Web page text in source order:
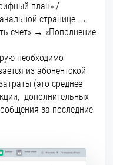
план» /
странице →
счет» → «Пополнение
необходимо
из абонентской
(это среднее
дополнительных
за последние